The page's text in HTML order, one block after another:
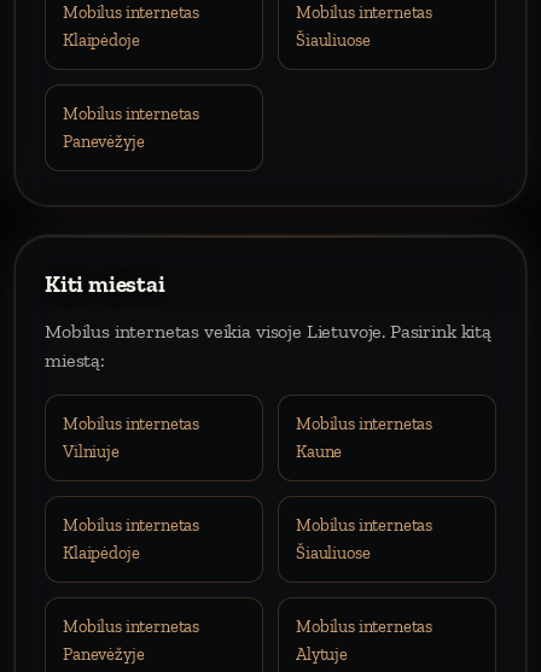
Mobilus internetas
Klaipėdoje
Mobilus internetas
Šiauliuose
Mobilus internetas
Panevėžyje
Kiti miestai
Mobilus internetas veikia visoje Lietuvoje. Pasirink kitą
miestą:
Mobilus internetas
Vilniuje
Mobilus internetas
Kaune
Mobilus internetas
Klaipėdoje
Mobilus internetas
Šiauliuose
Mobilus internetas
Panevėžyje
Mobilus internetas
Alytuje